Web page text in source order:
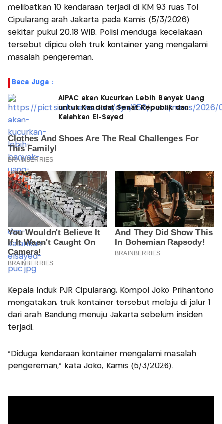
melibatkan 10 kendaraan terjadi di KM 93 ruas Tol
Cipularang arah Jakarta pada Kamis (5/3/2026)
sekitar pukul 20.18 WIB. Polisi menduga kecelakaan
tersebut dipicu oleh truk kontainer yang mengalami
masalah pengereman.
Baca Juga :
AIPAC akan Kucurkan Lebih Banyak Uang
untuk Kandidat Senat Republik dan
Kalahkan El-Sayed
Kepala Induk PJR Cipularang, Kompol Joko Prihantono
mengatakan, truk kontainer tersebut melaju di jalur 1
dari arah Bandung menuju Jakarta sebelum insiden
terjadi.
“Diduga kendaraan kontainer mengalami masalah
pengereman,” kata Joko, Kamis (5/3/2026).